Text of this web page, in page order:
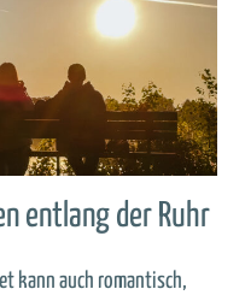
entlang der Ruhr
kann auch romantisch,